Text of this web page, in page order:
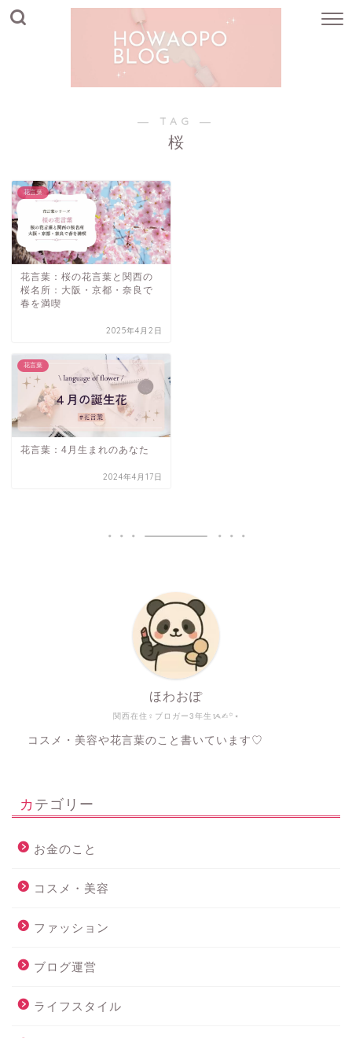
― TAG ―
桜
花言葉
花言葉：桜の花言葉と関西の
桜名所：大阪・京都・奈良で
春を満喫
2025年4月2日
花言葉
花言葉：4月生まれのあなた
2024年4月17日
関西在住♀ブロガー3年生ᝰ✍︎꙳⋆
ほわおぽ
コスメ・美容や花言葉のこと書いています♡
カテゴリー
お金のこと
コスメ・美容
ファッション
ブログ運営
ライフスタイル